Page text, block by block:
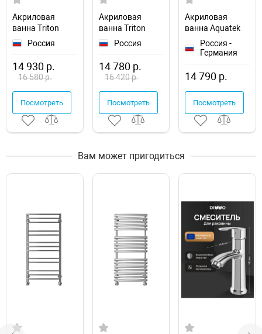
Акриловая
ванна Triton
1ACReal Тори
Щ0000042931
Россия
14 930 р.
16 580 р.
Посмотреть
Акриловая
ванна Triton
Аура 160х70
Россия
14 780 р.
16 420 р.
Посмотреть
Акриловая
ванна Aquatek
Лугано 160x70
LUG160-
Россия -
Германия
14 790 р.
Посмотреть
Вам может пригодиться